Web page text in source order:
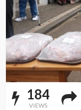
184
VIEWS